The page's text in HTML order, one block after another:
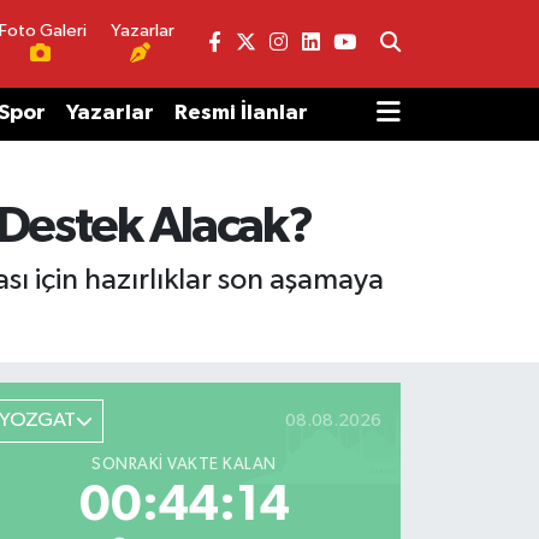
Foto Galeri Yazarlar
Yazarlar Resmi İlanlar
Alacak?
için hazırlıklar son aşamaya
YOZGAT 08.08.2026
SONRAKI VAKTE KALAN
00:44:14